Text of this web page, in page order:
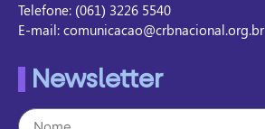
Telefone: (061) 3226 5540
E-mail: comunicacao@crbnacional.org.br
Newsletter